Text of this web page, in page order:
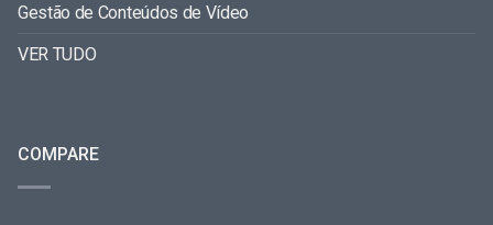
Gestão de Conteúdos de Vídeo
VER TUDO
COMPARE